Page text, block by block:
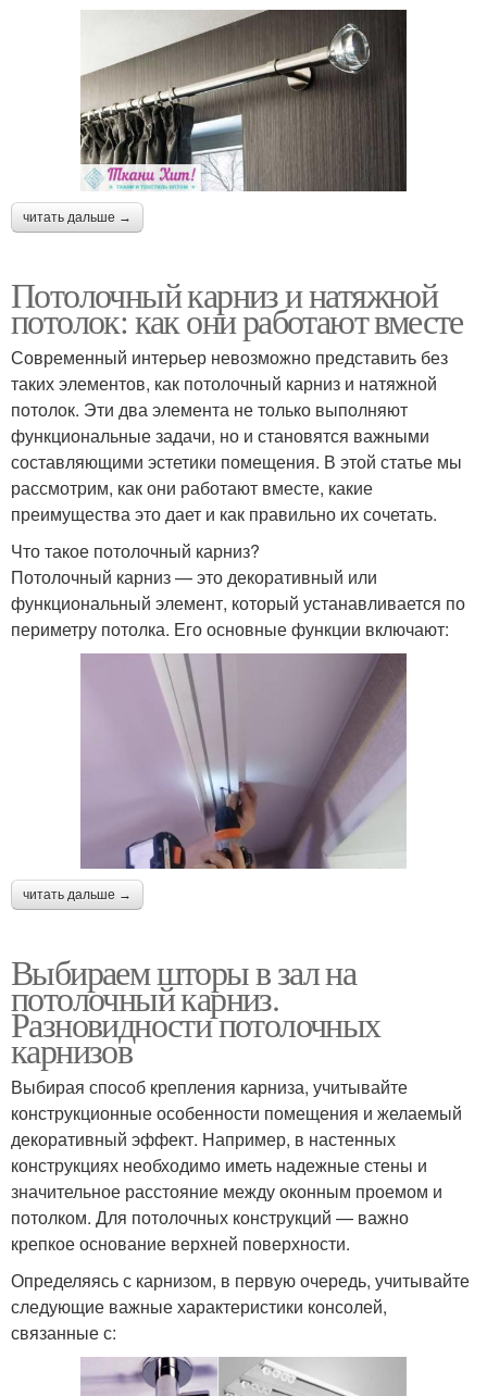
читать дальше →
Потолочный карниз и натяжной
потолок: как они работают вместе
Современный интерьер невозможно представить без
таких элементов, как потолочный карниз и натяжной
потолок. Эти два элемента не только выполняют
функциональные задачи, но и становятся важными
составляющими эстетики помещения. В этой статье мы
рассмотрим, как они работают вместе, какие
преимущества это дает и как правильно их сочетать.
Что такое потолочный карниз?
Потолочный карниз — это декоративный или
функциональный элемент, который устанавливается по
периметру потолка. Его основные функции включают:
читать дальше →
Выбираем шторы в зал на
потолочный карниз.
Разновидности потолочных
карнизов
Выбирая способ крепления карниза, учитывайте
конструкционные особенности помещения и желаемый
декоративный эффект. Например, в настенных
конструкциях необходимо иметь надежные стены и
значительное расстояние между оконным проемом и
потолком. Для потолочных конструкций — важно
крепкое основание верхней поверхности.
Определяясь с карнизом, в первую очередь, учитывайте
следующие важные характеристики консолей,
связанные с: